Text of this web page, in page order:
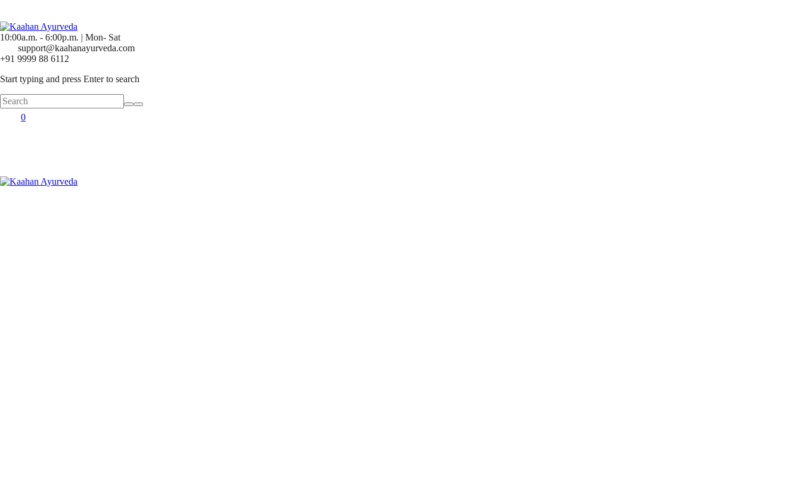
10:00a.m. - 6:00p.m. | Mon- Sat
support@kaahanayurveda.com
+91 9999 88 6112
Start typing and press Enter to search
0